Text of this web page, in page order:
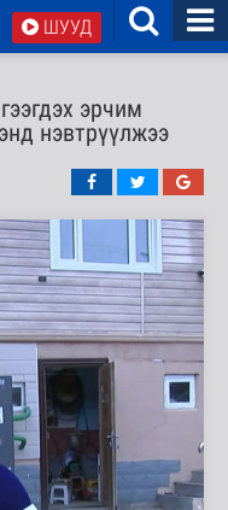
ШУУД
эрчим
нэвтрүүлжээ